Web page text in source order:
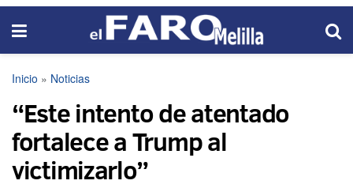
Inicio » Noticias
“Este intento de atentado
fortalece a Trump al
victimizarlo”